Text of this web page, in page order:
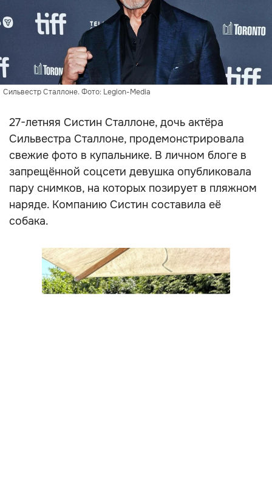
Сильвестр Сталлоне. Фото: Legion-Media
27-летняя Систин Сталлоне, дочь актёра
Сильвестра Сталлоне, продемонстрировала
свежие фото в купальнике. В личном блоге в
запрещённой соцсети девушка опубликовала
пару снимков, на которых позирует в пляжном
наряде. Компанию Систин составила её
собака.